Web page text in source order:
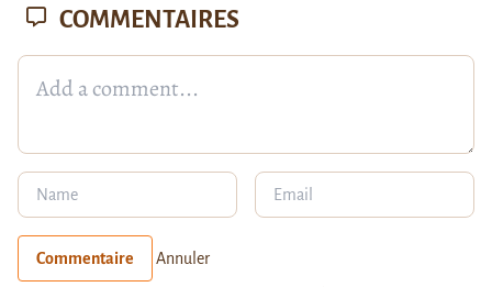
COMMENTAIRES
Commentaire Annuler